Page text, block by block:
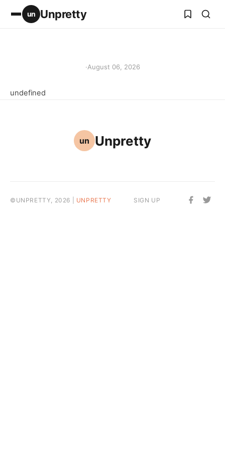
un Unpretty
·August 06, 2026
undefined
un Unpretty
©UNPRETTY, 2026 | UNPRETTY SIGN UP